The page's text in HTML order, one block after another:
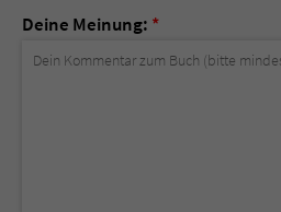
Deine Meinung: *